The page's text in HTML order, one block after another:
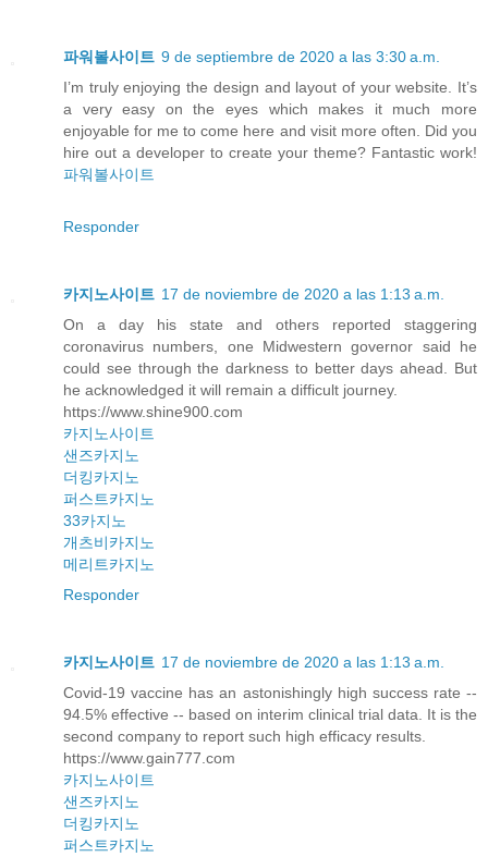
파워볼사이트 9 de septiembre de 2020 a las 3:30 a.m.
I’m truly enjoying the design and layout of your website. It’s
a very easy on the eyes which makes it much more
enjoyable for me to come here and visit more often. Did you
hire out a developer to create your theme? Fantastic work!
파워볼사이트
Responder
카지노사이트 17 de noviembre de 2020 a las 1:13 a.m.
On a day his state and others reported staggering
coronavirus numbers, one Midwestern governor said he
could see through the darkness to better days ahead. But
he acknowledged it will remain a difficult journey.
https://www.shine900.com
카지노사이트
샌즈카지노
더킹카지노
퍼스트카지노
33카지노
개츠비카지노
메리트카지노
Responder
카지노사이트 17 de noviembre de 2020 a las 1:13 a.m.
Covid-19 vaccine has an astonishingly high success rate --
94.5% effective -- based on interim clinical trial data. It is the
second company to report such high efficacy results.
https://www.gain777.com
카지노사이트
샌즈카지노
더킹카지노
퍼스트카지노